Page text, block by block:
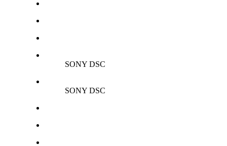
SONY DSC
SONY DSC